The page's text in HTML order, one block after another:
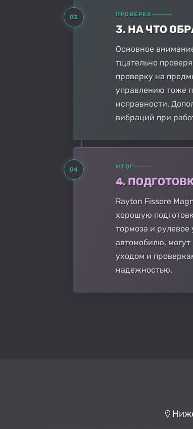
03 ПРОВЕРКА
3. НА ЧТО
Основное
тщательно
проверку на
управлению тоже
исправности.
вибраций при
04 ИТОГ
4.
Rayton Fissore
хорошую
тормоза и
автомобилю,
уходом и
надежностью.